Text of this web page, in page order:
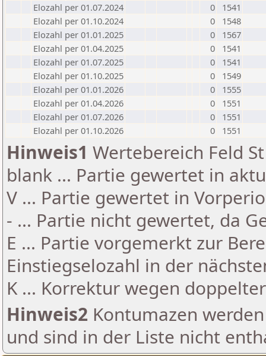
Elozahl per 01.07.2024
0
1541
Elozahl per 01.10.2024
0
1548
Elozahl per 01.01.2025
0
1567
Elozahl per 01.04.2025
0
1541
Elozahl per 01.07.2025
0
1541
Elozahl per 01.10.2025
0
1549
Elozahl per 01.01.2026
0
1555
Elozahl per 01.04.2026
0
1551
Elozahl per 01.07.2026
0
1551
Elozahl per 01.10.2026
0 1551
Hinweis1 Wertebereich Feld
blank ... Partie gewertet in
V ... Partie gewertet in
- ... Partie nicht gewertet, da
E ... Partie vorgemerkt zur
Einstiegselozahl in der
K ... Korrektur wegen
Hinweis2 Kontumazen
und sind in der Liste nicht